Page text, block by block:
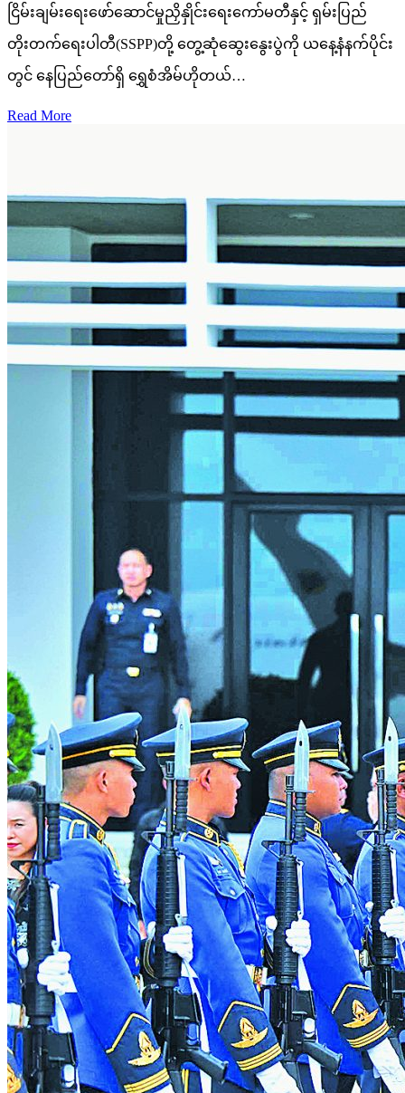
ငြိမ်းချမ်းရေးဖော်ဆောင်မှုညှိနှိုင်းရေးကော်မတီနှင့် ရှမ်းပြည်
တိုးတက်ရေးပါတီ(SSPP)တို့ တွေ့ဆုံဆွေးနွေးပွဲကို ယနေ့နံနက်ပိုင်း
တွင် နေပြည်တော်ရှိ ရွှေစံအိမ်ဟိုတယ်…
Read More